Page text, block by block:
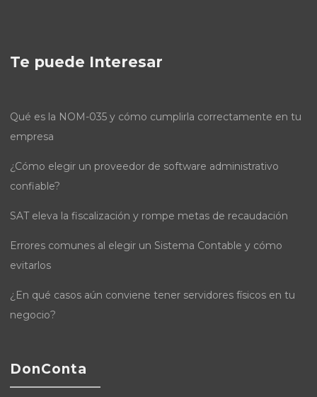
Te puede Interesar
Qué es la NOM-035 y cómo cumplirla correctamente en tu
empresa
¿Cómo elegir un proveedor de software administrativo
confiable?
SAT eleva la fiscalización y rompe metas de recaudación
Errores comunes al elegir un Sistema Contable y cómo
evitarlos
¿En qué casos aún conviene tener servidores físicos en tu
negocio?
DonConta